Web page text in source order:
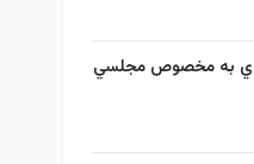
به مخصوص مجلسي